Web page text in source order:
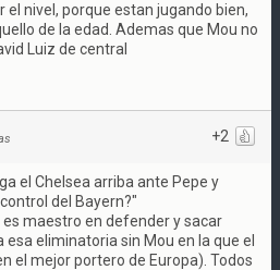
el nivel, porque estan jugando bien,
de la edad. Ademas que Mou no
Luiz de central
+2
el Chelsea arriba ante Pepe y
del Bayern?"
es maestro en defender y sacar
eliminatoria sin Mou en la que el
el mejor portero de Europa). Todos